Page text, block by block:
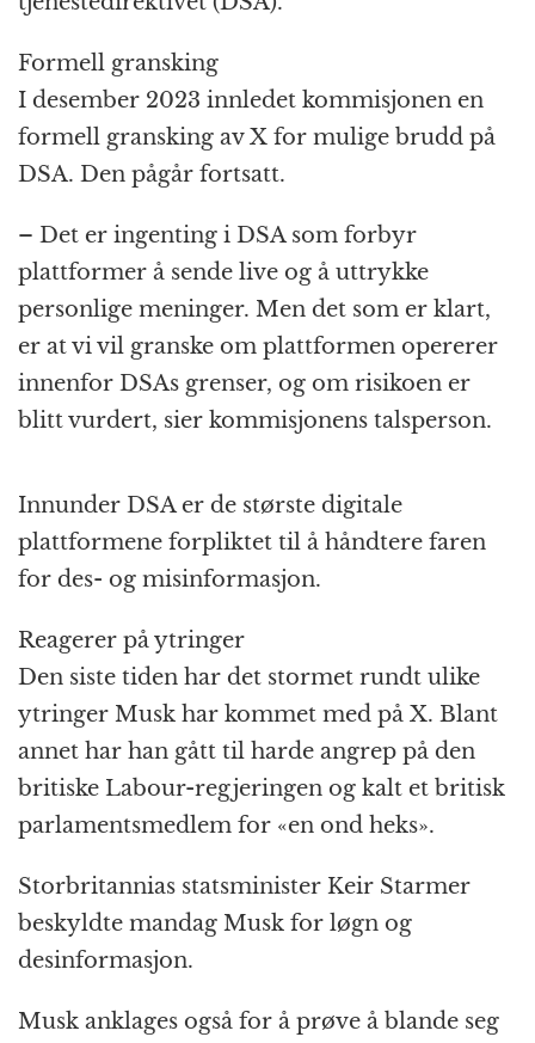
Formell gransking
I desember 2023 innledet kommisjonen en
formell gransking av X for mulige brudd på
DSA. Den pågår fortsatt.
– Det er ingenting i DSA som forbyr
plattformer å sende live og å uttrykke
personlige meninger. Men det som er klart,
er at vi vil granske om plattformen opererer
innenfor DSAs grenser, og om risikoen er
blitt vurdert, sier kommisjonens talsperson.
Innunder DSA er de største digitale
plattformene forpliktet til å håndtere faren
for des- og misinformasjon.
Reagerer på ytringer
Den siste tiden har det stormet rundt ulike
ytringer Musk har kommet med på X. Blant
annet har han gått til harde angrep på den
britiske Labour-regjeringen og kalt et britisk
parlamentsmedlem for «en ond heks».
Storbritannias statsminister Keir Starmer
beskyldte mandag Musk for løgn og
desinformasjon.
Musk anklages også for å prøve å blande seg